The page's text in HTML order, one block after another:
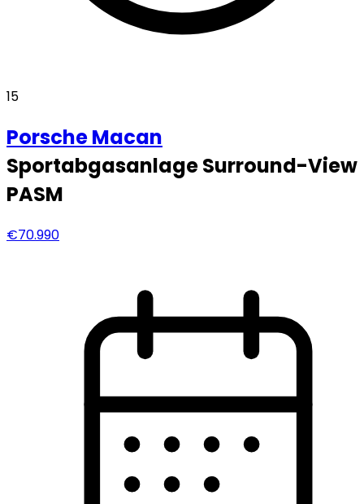
15
PorscheMacan
Sportabgasanlage Surround-View
PASM
€70.990